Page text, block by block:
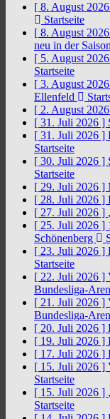
[ 8. August
Startseite
[ 8. August
neu in der
[ 5. August
Startseite
[ 3. August
Ellenfeld
[ 2. August
[ 31. Juli 2026 ]
[ 31. Juli 2026 ]
Startseite
[ 30. Juli 2026 ]
Startseite
[ 29. Juli 2026 ]
[ 28. Juli 2026 ]
[ 27. Juli 2026 ]
[ 25. Juli 2026 ]
Schönenberg
[ 23. Juli 2026 ]
Startseite
[ 22. Juli 2026 ]
Bundesliga-
[ 21. Juli 2026 ]
Bundesliga-
[ 20. Juli 2026 ]
[ 19. Juli 2026 ]
[ 17. Juli 2026 ]
[ 15. Juli 2026 ]
Startseite
[ 15. Juli 2026 ]
Startseite